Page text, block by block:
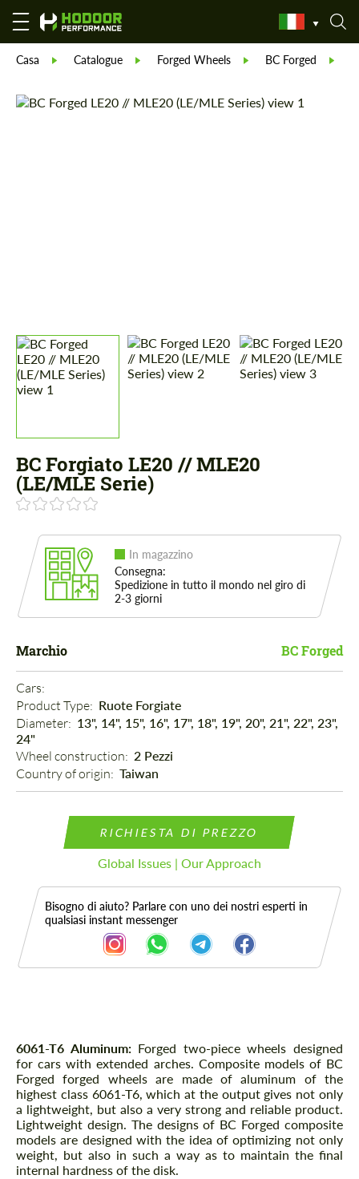
Casa Catalogue Forged Wheels BC Forged
BC Forgiato LE20 // MLE20
(LE/MLE Serie)
In magazzino
Consegna:
Spedizione in tutto il mondo nel giro di
2-3 giorni
Marchio BC Forged
Cars:
Product Type: Ruote Forgiate
Diameter: 13", 14", 15", 16", 17", 18", 19", 20", 21", 22", 23",
24"
Wheel construction: 2 Pezzi
Country of origin: Taiwan
RICHIESTA DI PREZZO
Global Issues | Our Approach
Bisogno di aiuto? Parlare con uno dei nostri esperti in
qualsiasi instant messenger
Descrizione
6061-T6 Aluminum: Forged two-piece wheels designed
for cars with extended arches. Composite models of BC
Forged forged wheels are made of aluminum of the
highest class 6061-T6, which at the output gives not only
a lightweight, but also a very strong and reliable product.
Lightweight design. The designs of BC Forged composite
models are designed with the idea of ​​optimizing not only
weight, but also in such a way as to maintain the final
internal hardness of the disk.